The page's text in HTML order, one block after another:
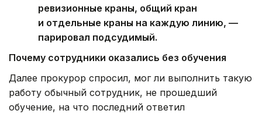
ревизионные краны, общий кран
и отдельные краны на каждую линию, —
парировал подсудимый.
Почему сотрудники оказались без обучения
Далее прокурор спросил, мог ли выполнить такую
работу обычный сотрудник, не прошедший
обучение, на что последний ответил